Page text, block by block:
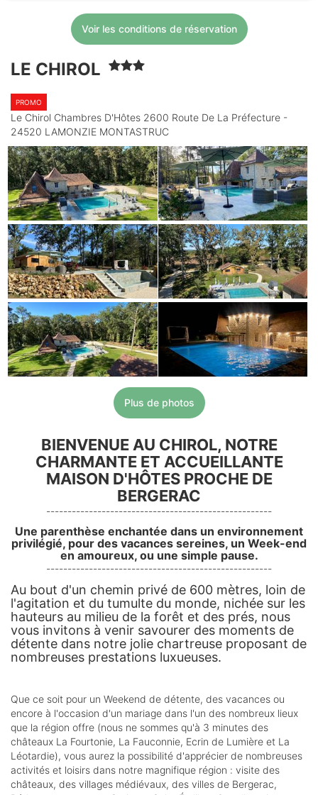
Voir les conditions de réservation
LE CHIROL
PROMO
Le Chirol Chambres D'Hôtes 2600 Route De La Préfecture -
24520 LAMONZIE MONTASTRUC
Plus de photos
BIENVENUE AU CHIROL, NOTRE
CHARMANTE ET ACCUEILLANTE
MAISON D'HÔTES PROCHE DE
BERGERAC
-----------------------------------------------------
Une parenthèse enchantée dans un environnement
privilégié, pour des vacances sereines, un Week-end
en amoureux, ou une simple pause.
-----------------------------------------------------
Au bout d'un chemin privé de 600 mètres, loin de
l'agitation et du tumulte du monde, nichée sur les
hauteurs au milieu de la forêt et des prés, nous
vous invitons à venir savourer des moments de
détente dans notre jolie chartreuse proposant de
nombreuses prestations luxueuses.
Que ce soit pour un Weekend de détente, des vacances ou
encore à l'occasion d'un mariage dans l'un des nombreux lieux
que la région offre (nous ne sommes qu'à 3 minutes des
châteaux La Fourtonie, La Fauconnie, Ecrin de Lumière et La
Léotardie), vous aurez la possibilité d'apprécier de nombreuses
activités et loisirs dans notre magnifique région : visite des
châteaux, des villages médiévaux, des villes de Bergerac,